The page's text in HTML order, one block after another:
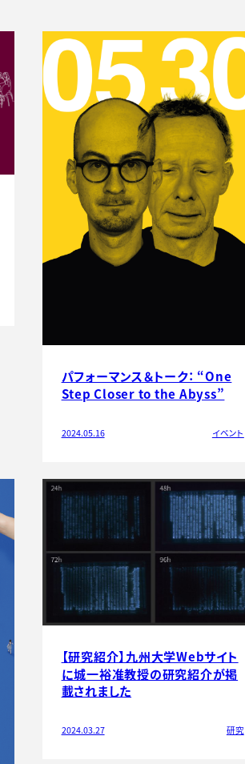
パフォーマンス＆トーク： “One
Step Closer to the Abyss”
2024.05.16 イベント
【研究紹介】九州大学Webサイト
に城一裕准教授の研究紹介が掲
載されました
2024.03.27 研究